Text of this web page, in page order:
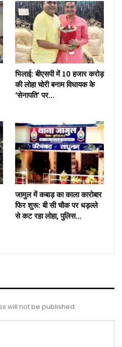
भिलाई: बीएसपी में 10 हजार करोड़
की लोहा चोरी बनाम विधायक के
‘सेनापति’ पर…
जामुल में कबाड़ का काला कारोबार
फिर शुरू: बी सी चौक पर धड़ल्ले
से कट रहा लोहा, पुलिस…
will not be published.